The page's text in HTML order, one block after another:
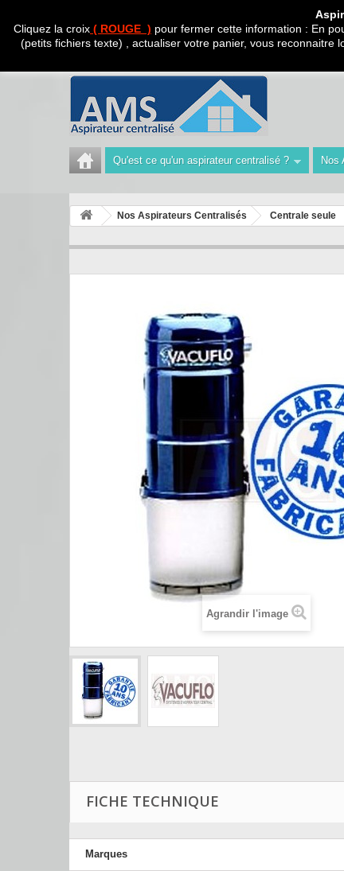
Cliquez la croix ( ROUGE ) pour fermer cette information : En
(petits fichiers texte) , actualiser votre panier, vous
CADEAU
Appelez-nous au :Tél : 04 42 40 47 93 | Technicien
Qu'est ce qu'un aspirateur centralisé ? Nos
Nos Aspirateurs Centralisés Centrale seule
Agrandir l'image
FICHE TECHNIQUE
Marques